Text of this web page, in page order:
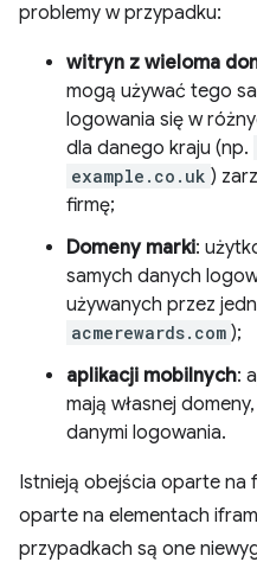
problemy w przypadku:
witryn z wieloma
mogą używać tego
logowania się w
dla danego kraju (np.
example.co.uk )
firmę;
Domeny marki:
samych danych
używanych przez
acmerewards.com );
aplikacji mobilnych:
mają własnej
danymi logowania.
Istnieją obejścia oparte na
oparte na elementach
przypadkach są one